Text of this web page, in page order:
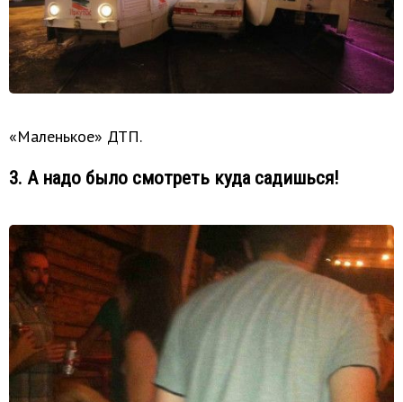
«Маленькое» ДТП.
3. А надо было смотреть куда садишься!